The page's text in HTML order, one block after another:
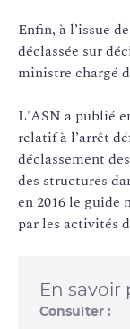
Enfin, à l’issue
déclassée sur
ministre chargé
L'ASN a publié
relatif à l’arrêt
déclassement
des structures
en 2016 le guide
par les activités
En savoir
Consulter :